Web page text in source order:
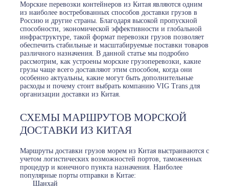
Морские перевозки контейнеров из Китая являются одним
из наиболее востребованных способов доставки грузов в
Россию и другие страны. Благодаря высокой пропускной
способности, экономической эффективности и глобальной
инфраструктуре, такой формат перевозки грузов позволяет
обеспечить стабильные и масштабируемые поставки товаров
различного назначения. В данной статье мы подробно
рассмотрим, как устроены морские грузоперевозки, какие
грузы чаще всего доставляют этим способом, когда они
особенно актуальны, какие могут быть дополнительные
расходы и почему стоит выбрать компанию VIG Trans для
организации доставки из Китая.
СХЕМЫ МАРШРУТОВ МОРСКОЙ
ДОСТАВКИ ИЗ КИТАЯ
Маршруты доставки грузов морем из Китая выстраиваются с
учетом логистических возможностей портов, таможенных
процедур и конечного пункта назначения. Наиболее
популярные порты отправки в Китае:
Шанхай